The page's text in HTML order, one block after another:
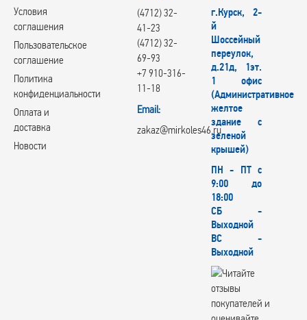
Условия
соглашения
Пользовательское
соглашение
Политика
конфиденциальности
Оплата и
доставка
Новости
(4712) 32-
41-23
(4712) 32-
69-93
+7 910-316-
11-18
Email:
zakaz@mirkoles46.ru
г.Курск, 2-
й
Шоссейный
переулок,
д.21д, 1эт.
1 офис
(Административное
желтое
здание с
зеленой
крышей)
ПН - ПТ с
9:00 до
18:00
СБ -
Выходной
ВС -
Выходной